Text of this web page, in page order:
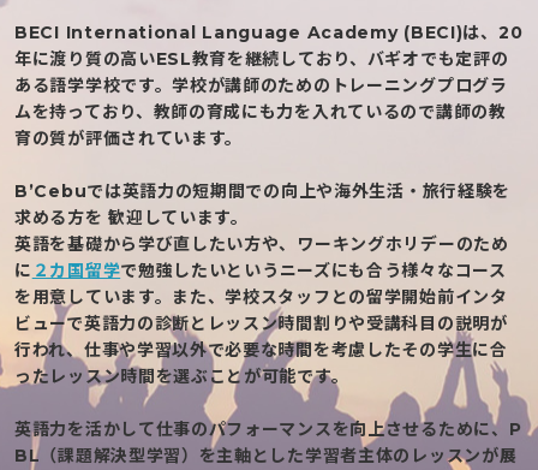
BECI International Language Academy (BECI)は、20
年に渡り質の高いESL教育を継続しており、バギオでも定評の
ある語学学校です。学校が講師のためのトレーニングプログラ
ムを持っており、教師の育成にも力を入れているので講師の教
育の質が評価されています。
B’Cebuでは英語力の短期間での向上や海外生活・旅行経験を
求める方を 歓迎しています。
英語を基礎から学び直したい方や、ワーキングホリデーのため
に ２カ国留学で勉強したいというニーズにも合う様々なコース
を用意しています。また、学校スタッフとの留学開始前インタ
ビューで英語力の診断とレッスン時間割りや受講科目の説明が
行われ、仕事や学習以外で必要な時間を考慮したその学生に合
ったレッスン時間を選ぶことが可能です。
英語力を活かして仕事のパフォーマンスを向上させるために、P
BL（課題解決型学習）を主軸とした学習者主体のレッスンが展